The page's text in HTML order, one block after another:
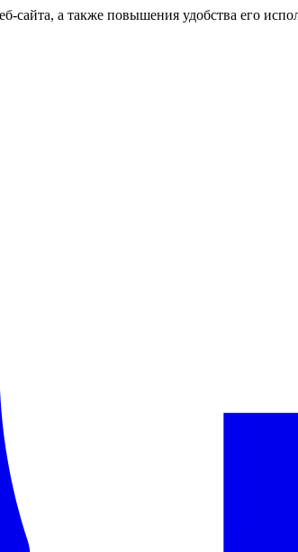
сайта, а также повышения удобства его